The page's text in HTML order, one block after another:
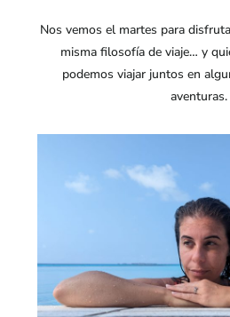
Nos vemos el martes para
misma filosofía de viaje… y
podemos viajar juntos en
aventuras.